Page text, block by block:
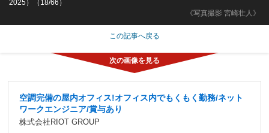
《写真撮影 宮崎壮人》
2025）（18/66）
この記事へ戻る
空調完備の屋内オフィス!オフィス内でもくもく勤務/ネット
ワークエンジニア/賞与あり
株式会社RIOT GROUP